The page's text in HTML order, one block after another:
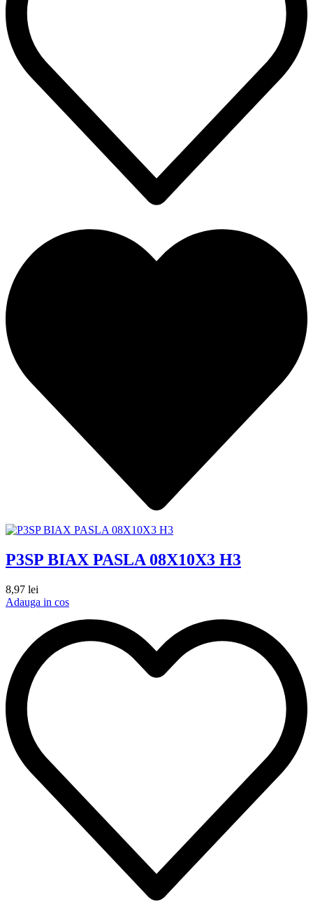
P3SP BIAX PASLA 08X10X3 H3
8,97 lei
Adauga in cos